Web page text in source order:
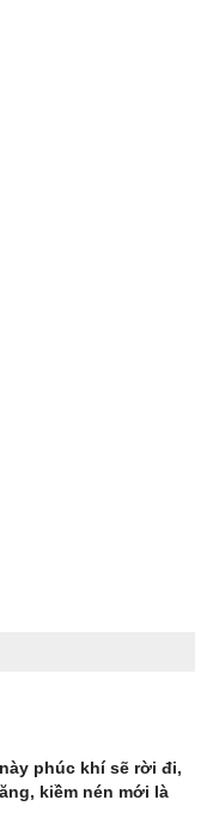
phúc khí sẽ rời đi,
kiềm nén mới là